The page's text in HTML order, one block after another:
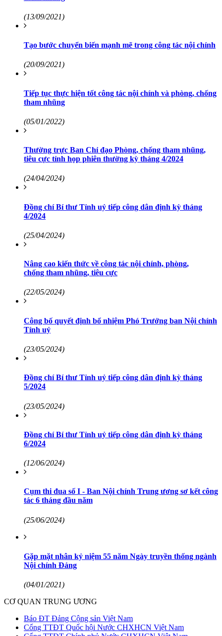
(13/09/2021)
Tạo bước chuyển biến mạnh mẽ trong công tác nội chính
(20/09/2021)
Tiếp tục thực hiện tốt công tác nội chính và phòng, chống
tham nhũng
(05/01/2022)
Thường trực Ban Chỉ đạo Phòng, chống tham nhũng,
tiêu cực tỉnh họp phiên thường kỳ tháng 4/2024
(24/04/2024)
Đồng chí Bí thư Tỉnh uỷ tiếp công dân định kỳ tháng
4/2024
(25/04/2024)
Nâng cao kiến thức về công tác nội chính, phòng,
chống tham nhũng, tiêu cực
(22/05/2024)
Công bố quyết định bổ nhiệm Phó Trưởng ban Nội chính
Tỉnh uỷ
(23/05/2024)
Đồng chí Bí thư Tỉnh uỷ tiếp công dân định kỳ tháng
5/2024
(23/05/2024)
Đồng chí Bí thư Tỉnh uỷ tiếp công dân định kỳ tháng
6/2024
(12/06/2024)
Cụm thi đua số I - Ban Nội chính Trung ương sơ kết công
tác 6 tháng đầu năm
(25/06/2024)
Gặp mặt nhân kỷ niệm 55 năm Ngày truyền thống ngành
Nội chính Đảng
(04/01/2021)
CƠ QUAN TRUNG ƯƠNG
Báo ĐT Đảng Cộng sản Việt Nam
Cổng TTĐT Quốc hội Nước CHXHCN Việt Nam